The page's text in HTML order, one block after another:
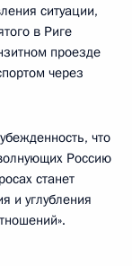
ситуации,
в Риге
проезде
через
что
Россию
станет
и углубления